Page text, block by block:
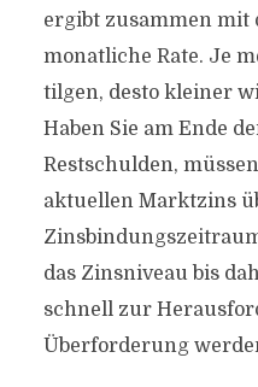
ergibt zusammen mit
monatliche Rate. Je
tilgen, desto kleiner
Haben Sie am Ende
Restschulden,
aktuellen Marktzins
das Zinsniveau bis
schnell zur
Überforderung